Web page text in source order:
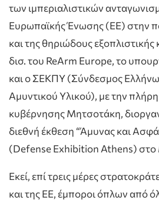
των ιμπεριαλιστικών
Ευρωπαϊκής Ένωσης (ΕΕ) στην
και της θηριώδους
δισ. του ReArm Europe, το
και ο ΣΕΚΠΥ (Σύνδεσμος
Αμυντικού Υλικού), με την
κυβέρνησης Μητσοτάκη,
διεθνή έκθεση “Άμυνας και
(Defense Exhibition Athens)
Εκεί, επί τρεις μέρες
και της ΕΕ, έμποροι όπλων από